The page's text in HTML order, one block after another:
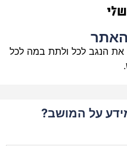
הנגב לכל ולתת במה לכל
על המושב?